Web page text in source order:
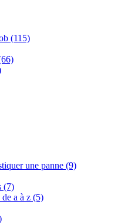
(115)
une panne (9)
(7)
a à z (5)